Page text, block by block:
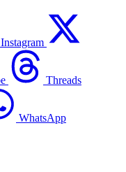
Instagram
Threads
WhatsApp